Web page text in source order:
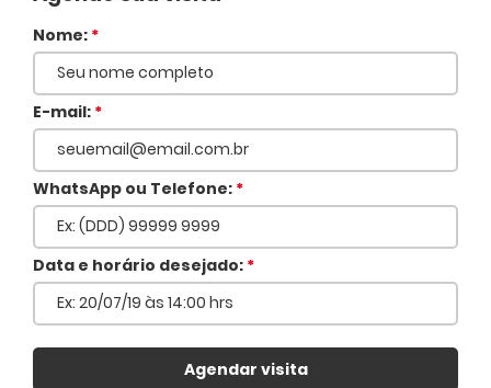
Nome: *
E-mail: *
WhatsApp ou Telefone: *
Data e horário desejado: *
Agendar visita
Voltar